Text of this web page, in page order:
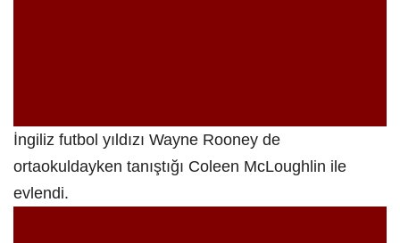
İngiliz futbol yıldızı Wayne Rooney de
ortaokuldayken tanıştığı Coleen McLoughlin ile
evlendi.